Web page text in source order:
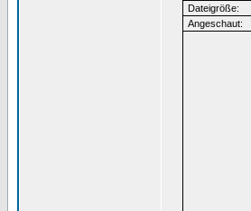
Dateigröße:
Angeschaut: